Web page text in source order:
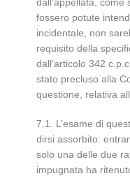
fossero potute
incidentale, non
requisito della
dall’articolo 342
stato precluso alla
questione, relativa
7.1. L’esame di
dirsi assorbito:
solo una delle due
impugnata ha